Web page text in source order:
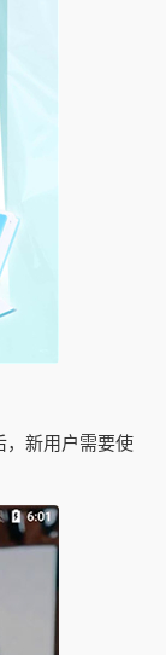
，新用户需要使